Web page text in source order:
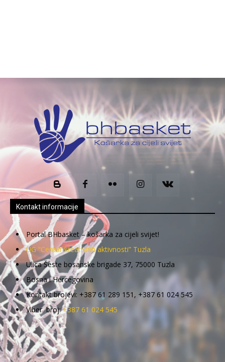
Kontakt informacije
Portal BHbasket – košarka za cijeli svijet!
UG “Centar kreativnih aktivnosti” Tuzla
Ulica Šeste bosanske brigade 37, 75000 Tuzla
Bosna i Hercegovina
Kontakt brojevi: +387 61 289 151, +387 61 024 545
Viber broj:+387 61 024 545